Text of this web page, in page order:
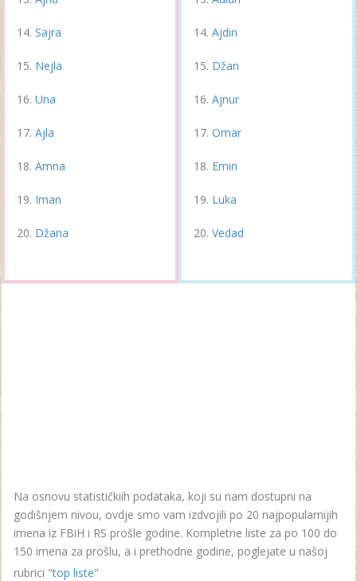
Sajra
Nejla
Una
Ajla
Amna
Iman
Džana
Ajdin
Džan
Ajnur
Omar
Emin
Luka
Vedad
Na osnovu statističkiih podataka, koji su nam dostupni na
godišnjem nivou, ovdje smo vam izdvojili po 20 najpopularnijih
imena iz FBiH i RS prošle godine. Kompletne liste za po 100 do
150 imena za prošlu, a i prethodne godine, poglejate u našoj
rubrici "top liste"